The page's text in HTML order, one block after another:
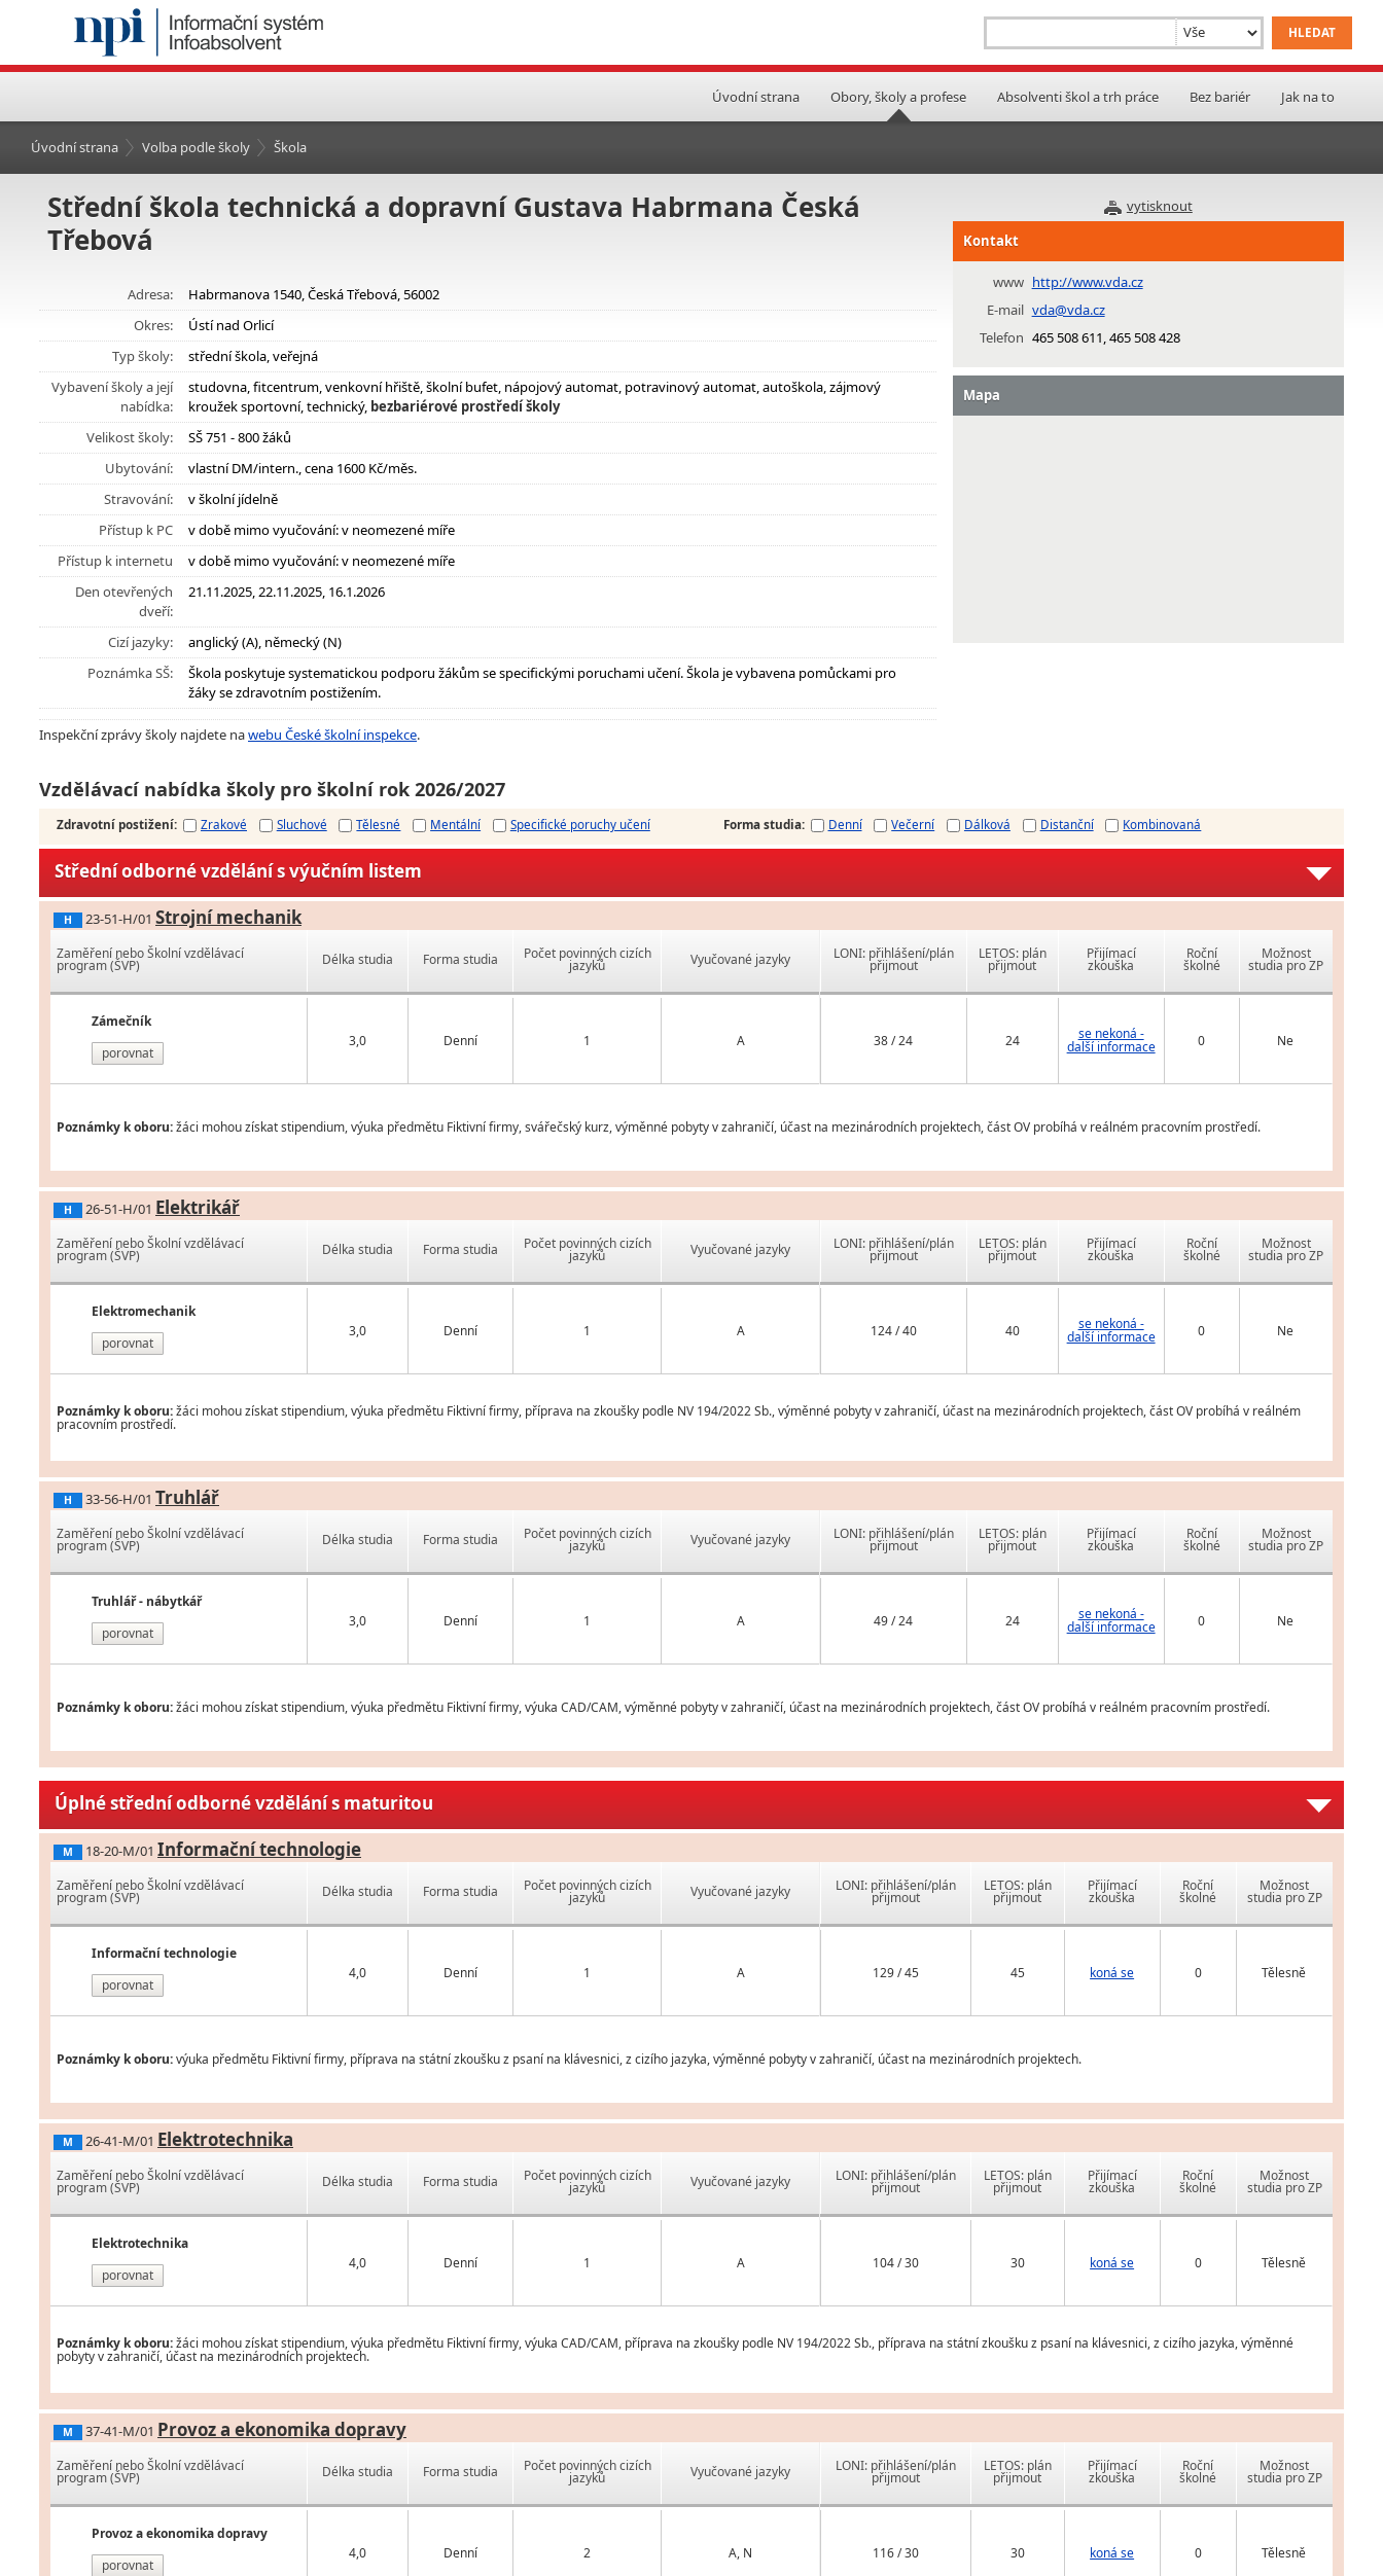
Úvodní strana Obory, školy a profese Absolventi škol a trh práce Bez bariér Jak na to
Úvodní strana Volba podle školy Škola
vytisknout
Střední škola technická a dopravní Gustava Habrmana Česká
Třebová
Adresa:
Habrmanova 1540, Česká Třebová, 56002
Okres:
Ústí nad Orlicí
Typ školy:
střední škola, veřejná
Vybavení školy a její
nabídka:
studovna, fitcentrum, venkovní hřiště, školní bufet, nápojový automat, potravinový automat, autoškola, zájmový
kroužek sportovní, technický, bezbariérové prostředí školy
Velikost školy:
SŠ 751 - 800 žáků
Ubytování:
vlastní DM/intern., cena 1600 Kč/měs.
Stravování:
v školní jídelně
Přístup k PC
v době mimo vyučování: v neomezené míře
Přístup k internetu
v době mimo vyučování: v neomezené míře
Den otevřených
dveří:
21.11.2025, 22.11.2025, 16.1.2026
Cizí jazyky:
anglický (A), německý (N)
Poznámka SŠ:
Škola poskytuje systematickou podporu žákům se specifickými poruchami učení. Škola je vybavena pomůckami pro
žáky se zdravotním postižením.
Inspekční zprávy školy najdete nawebu České školní inspekce.
Kontakt
www http://www.vda.cz
E-mail vda@vda.cz
Telefon 465 508 611, 465 508 428
Mapa
Vzdělávací nabídka školy pro školní rok 2026/2027
Zdravotní postižení: Zrakové Sluchové Tělesné Mentální Specifické poruchy učení Forma studia: Denní Večerní Dálková Distanční Kombinovaná
Střední odborné vzdělání s výučním listem
H 23-51-H/01 Strojní mechanik
Zaměření nebo Školní vzdělávací
program (ŠVP)
Zámečník
porovnat
Délka studia Forma studia Počet povinných cizích
jazyků Vyučované jazyky
3,0 Denní 1 A
LONI: přihlášení/plán
přijmout
LETOS: plán
přijmout
Přijímací
zkouška
Roční
školné
Možnost
studia pro ZP
38 / 24 24 se nekoná -
další informace 0 Ne
Poznámky k oboru:žáci mohou získat stipendium, výuka předmětu Fiktivní firmy, svářečský kurz, výměnné pobyty v zahraničí, účast na mezinárodních projektech, část OV probíhá v reálném pracovním prostředí.
H 26-51-H/01 Elektrikář
Zaměření nebo Školní vzdělávací
program (ŠVP)
Elektromechanik
porovnat
Délka studia Forma studia Počet povinných cizích
jazyků Vyučované jazyky
3,0 Denní 1 A
LONI: přihlášení/plán
přijmout
LETOS: plán
přijmout
Přijímací
zkouška
Roční
školné
Možnost
studia pro ZP
124 / 40 40 se nekoná -
další informace 0 Ne
Poznámky k oboru:žáci mohou získat stipendium, výuka předmětu Fiktivní firmy, příprava na zkoušky podle NV 194/2022 Sb., výměnné pobyty v zahraničí, účast na mezinárodních projektech, část OV probíhá v reálném
pracovním prostředí.
H 33-56-H/01 Truhlář
Zaměření nebo Školní vzdělávací
program (ŠVP)
Truhlář - nábytkář
porovnat
Délka studia Forma studia Počet povinných cizích
jazyků Vyučované jazyky
3,0 Denní 1 A
LONI: přihlášení/plán
přijmout
LETOS: plán
přijmout
Přijímací
zkouška
Roční
školné
Možnost
studia pro ZP
49 / 24 24 se nekoná -
další informace 0 Ne
Poznámky k oboru:žáci mohou získat stipendium, výuka předmětu Fiktivní firmy, výuka CAD/CAM, výměnné pobyty v zahraničí, účast na mezinárodních projektech, část OV probíhá v reálném pracovním prostředí.
Úplné střední odborné vzdělání s maturitou
M 18-20-M/01 Informační technologie
Zaměření nebo Školní vzdělávací
program (ŠVP)
Informační technologie
porovnat
Délka studia Forma studia Počet povinných cizích
jazyků Vyučované jazyky
4,0 Denní 1 A
LONI: přihlášení/plán
přijmout
LETOS: plán
přijmout
Přijímací
zkouška
Roční
školné
Možnost
studia pro ZP
129 / 45 45 koná se 0 Tělesně
Poznámky k oboru:výuka předmětu Fiktivní firmy, příprava na státní zkoušku z psaní na klávesnici, z cizího jazyka, výměnné pobyty v zahraničí, účast na mezinárodních projektech.
M 26-41-M/01 Elektrotechnika
Zaměření nebo Školní vzdělávací
program (ŠVP)
Elektrotechnika
porovnat
Délka studia Forma studia Počet povinných cizích
jazyků Vyučované jazyky
4,0 Denní 1 A
LONI: přihlášení/plán
přijmout
LETOS: plán
přijmout
Přijímací
zkouška
Roční
školné
Možnost
studia pro ZP
104 / 30 30 koná se 0 Tělesně
Poznámky k oboru:žáci mohou získat stipendium, výuka předmětu Fiktivní firmy, výuka CAD/CAM, příprava na zkoušky podle NV 194/2022 Sb., příprava na státní zkoušku z psaní na klávesnici, z cizího jazyka, výměnné
pobyty v zahraničí, účast na mezinárodních projektech.
M 37-41-M/01 Provoz a ekonomika dopravy
Zaměření nebo Školní vzdělávací
program (ŠVP)
Provoz a ekonomika dopravy
porovnat
Délka studia Forma studia Počet povinných cizích
jazyků Vyučované jazyky
4,0 Denní 2 A, N
LONI: přihlášení/plán
přijmout
LETOS: plán
přijmout
Přijímací
zkouška
Roční
školné
Možnost
studia pro ZP
116 / 30 30 koná se 0 Tělesně